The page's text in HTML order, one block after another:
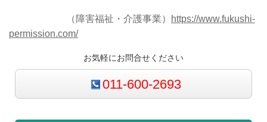
（障害福祉・介護事業）
https://www.fukushi-
permission.com/
お気軽にお問合せください
011-600-2693